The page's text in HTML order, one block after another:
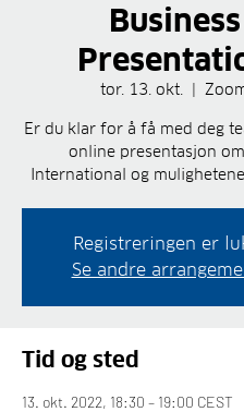
Business
tor. 13. okt.
  |
Er du klar for å få med deg
online presentasjon
International og
Registreringen er
Se andre
Tid og sted
13. okt. 2022, 18:30 – 19:00 CEST